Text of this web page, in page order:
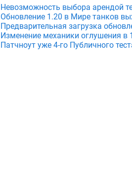
Невозможность выбора арендой
Обновление 1.20 в Мире танков
Предварительная загрузка
Изменение механики оглушения в
Патчноут уже 4-го Публичного